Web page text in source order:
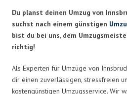
Du planst deinen Umzug von
suchst nach einem günstigen
bist du bei uns, dem
richtig!
Als Experten für Umzüge von
dir einen zuverlässigen, stressfreien
kostengünstigen Umzugsservice. Wir